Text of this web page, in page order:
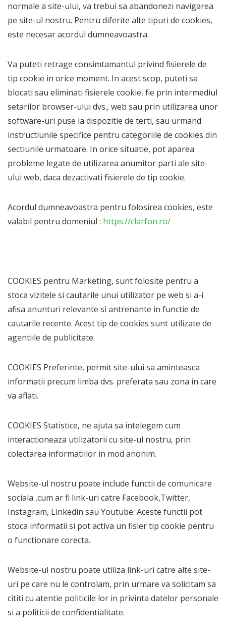
normale a site-ului, va trebui sa abandonezi navigarea
pe site-ul nostru. Pentru diferite alte tipuri de cookies,
este necesar acordul dumneavoastra.
Va puteti retrage consimtamantul privind fisierele de
tip cookie in orice moment. In acest scop, puteti sa
blocati sau eliminati fisierele cookie, fie prin intermediul
setarilor browser-ului dvs., web sau prin utilizarea unor
software-uri puse la dispozitie de terti, sau urmand
instructiunile specifice pentru categoriile de cookies din
sectiunile urmatoare. In orice situatie, pot aparea
probleme legate de utilizarea anumitor parti ale site-
ului web, daca dezactivati fisierele de tip cookie.
Acordul dumneavoastra pentru folosirea cookies, este
valabil pentru domeniul : https://clarfon.ro/
COOKIES pentru Marketing, sunt folosite pentru a
stoca vizitele si cautarile unui utilizator pe web si a-i
afisa anunturi relevante si antrenante in functie de
cautarile recente. Acest tip de cookies sunt utilizate de
agentiile de publicitate.
COOKIES Preferinte, permit site-ului sa aminteasca
informatii precum limba dvs. preferata sau zona in care
va aflati.
COOKIES Statistice, ne ajuta sa intelegem cum
interactioneaza utilizatorii cu site-ul nostru, prin
colectarea informatiilor in mod anonim.
Website-ul nostru poate include functii de comunicare
sociala ,cum ar fi link-uri catre Facebook,Twitter,
Instagram, Linkedin sau Youtube. Aceste functii pot
stoca informatii si pot activa un fisier tip cookie pentru
o functionare corecta.
Website-ul nostru poate utiliza link-uri catre alte site-
uri pe care nu le controlam, prin urmare va solicitam sa
cititi cu atentie politicile lor in privinta datelor personale
si a politicii de confidentialitate.